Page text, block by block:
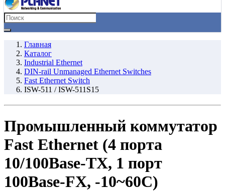
Главная
Каталог
Industrial Ethernet
DIN-rail Unmanaged Ethernet Switches
Fast Ethernet Switch
ISW-511 / ISW-511S15
Промышленный коммутатор
Fast Ethernet (4 порта
10/100Base-TX, 1 порт
100Base-FX, -10~60С)